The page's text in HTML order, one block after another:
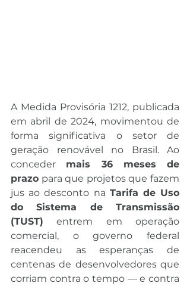
A Medida Provisória 1212, publicada
em abril de 2024, movimentou de
forma significativa o setor de
geração renovável no Brasil. Ao
conceder mais 36 meses de
prazo para que projetos que fazem
jus ao desconto na Tarifa de Uso
do Sistema de Transmissão
(TUST) entrem em operação
comercial, o governo federal
reacendeu as esperanças de
centenas de desenvolvedores que
corriam contra o tempo — e contra